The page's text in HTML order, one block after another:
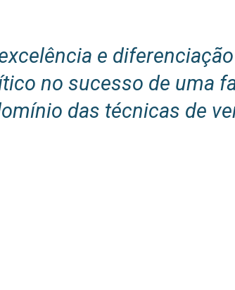
e
no sucesso de uma
das técnicas de